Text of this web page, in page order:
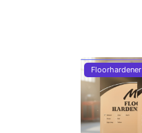
Floorhardener